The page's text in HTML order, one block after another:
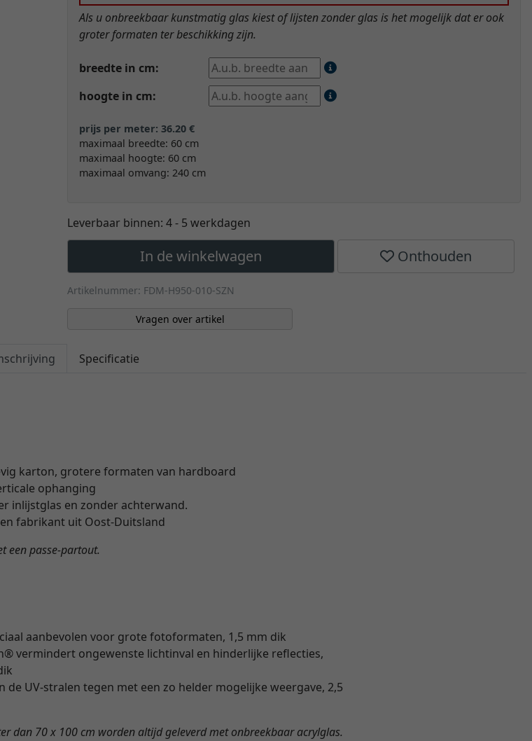
Als u onbreekbaar kunstmatig glas kiest of lijsten zonder glas is het mogelijk dat er ook
groter formaten ter beschikking zijn.
breedte in cm:
hoogte in cm:
prijs per meter: 36.20 €
maximaal breedte: 60 cm
maximaal hoogte: 60 cm
maximaal omvang: 240 cm
Leverbaar binnen: 4 - 5 werkdagen
In de winkelwagen Onthouden
Artikelnummer: FDM-H950-010-SZN
Vragen over artikel
Specificatie
karton, grotere formaten van hardboard
ophanging
inlijstglas en zonder achterwand.
fabrikant uit Oost-Duitsland
een passe-partout.
aanbevolen voor grote fotoformaten, 1,5 mm dik
vermindert ongewenste lichtinval en hinderlijke reflecties,
UV-stralen tegen met een zo helder mogelijke weergave, 2,5
dan 70 x 100 cm worden altijd geleverd met onbreekbaar acrylglas.